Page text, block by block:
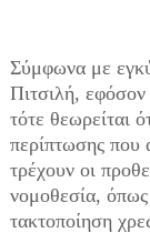
Σύμφωνα με
Πιτσιλή,
τότε θεωρείται
περίπτωσης που
τρέχουν οι
νομοθεσία,
τακτοποίηση